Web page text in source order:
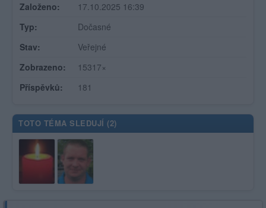
Založeno:
17.10.2025 16:39
Typ:
Dočasné
Stav:
Veřejné
Zobrazeno:
15317×
Příspěvků:
181
TOTO TÉMA SLEDUJÍ (2)